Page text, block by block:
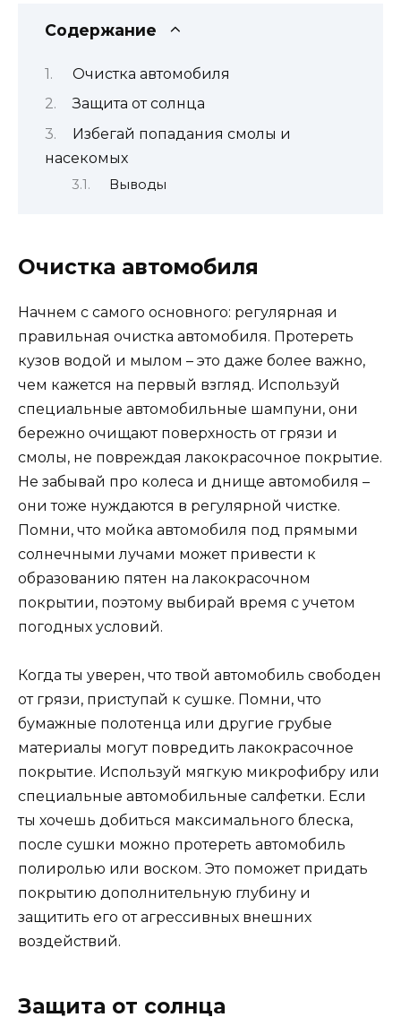
Содержание
Очистка автомобиля
Защита от солнца
Избегай попадания смолы и
насекомых
Выводы
Очистка автомобиля
Начнем с самого основного: регулярная и
правильная очистка автомобиля. Протереть
кузов водой и мылом – это даже более важно,
чем кажется на первый взгляд. Используй
специальные автомобильные шампуни, они
бережно очищают поверхность от грязи и
смолы, не повреждая лакокрасочное покрытие.
Не забывай про колеса и днище автомобиля –
они тоже нуждаются в регулярной чистке.
Помни, что мойка автомобиля под прямыми
солнечными лучами может привести к
образованию пятен на лакокрасочном
покрытии, поэтому выбирай время с учетом
погодных условий.
Когда ты уверен, что твой автомобиль свободен
от грязи, приступай к сушке. Помни, что
бумажные полотенца или другие грубые
материалы могут повредить лакокрасочное
покрытие. Используй мягкую микрофибру или
специальные автомобильные салфетки. Если
ты хочешь добиться максимального блеска,
после сушки можно протереть автомобиль
полиролью или воском. Это поможет придать
покрытию дополнительную глубину и
защитить его от агрессивных внешних
воздействий.
Защита от солнца